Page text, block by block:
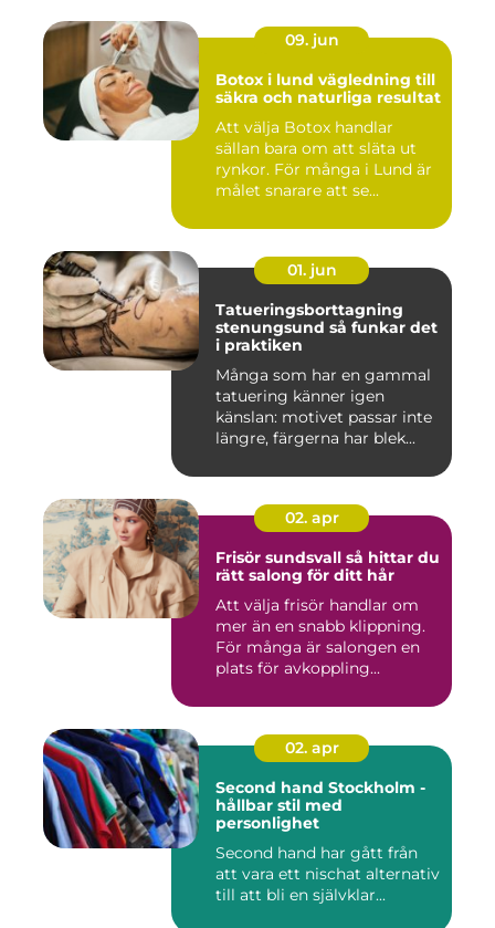
09. jun
Botox i lund vägledning till
säkra och naturliga resultat
Att välja Botox handlar
sällan bara om att släta ut
rynkor. För många i Lund är
målet snarare att se...
01. jun
Tatueringsborttagning
stenungsund så funkar det
i praktiken
Många som har en gammal
tatuering känner igen
känslan: motivet passar inte
längre, färgerna har blek...
02. apr
Frisör sundsvall så hittar du
rätt salong för ditt hår
Att välja frisör handlar om
mer än en snabb klippning.
För många är salongen en
plats för avkoppling...
02. apr
Second hand Stockholm -
hållbar stil med
personlighet
Second hand har gått från
att vara ett nischat alternativ
till att bli en självklar...